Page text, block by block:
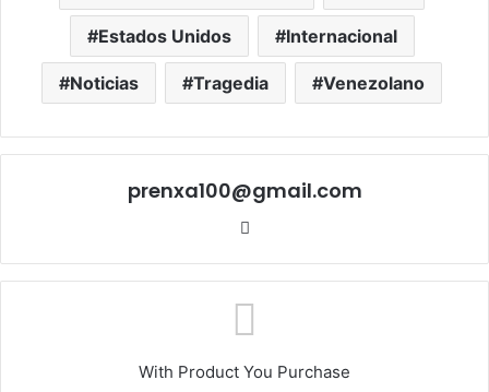
Estados Unidos Internacional
Noticias Tragedia Venezolano
prenxa100@gmail.com
With Product You Purchase